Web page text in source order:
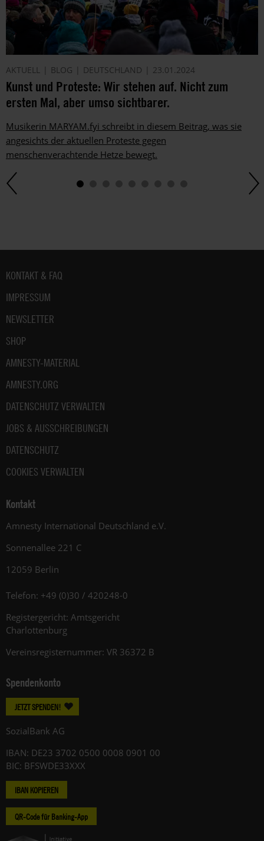
AKTUELL BLOG DEUTSCHLAND 23.01.2024
Kunst und Proteste: Wir stehen auf. Nicht zum
ersten Mal, aber umso sichtbarer.
Musikerin MARYAM.fyi schreibt in diesem Beitrag, was sie
angesichts der aktuellen Proteste gegen
menschenverachtende Hetze bewegt.
Fußbereich
KONTAKT & FAQ
IMPRESSUM
NEWSLETTER
SHOP
AMNESTY-MATERIAL
AMNESTY.ORG
DATENSCHUTZ VERWALTEN
JOBS & AUSSCHREIBUNGEN
DATENSCHUTZ
COOKIES VERWALTEN
Kontakt
Amnesty International Deutschland e.V.
Sonnenallee 221 C
12059 Berlin
Telefon: +49 (0)30 / 420248-0
Registergericht: Amtsgericht
Charlottenburg
Vereinsregisternummer: VR 36372 B
Spendenkonto
JETZT SPENDEN!
SozialBank AG
IBAN: DE23 3702 0500 0008 0901 00
BIC: BFSWDE33XXX
IBAN KOPIEREN
QR-Code für Banking-App